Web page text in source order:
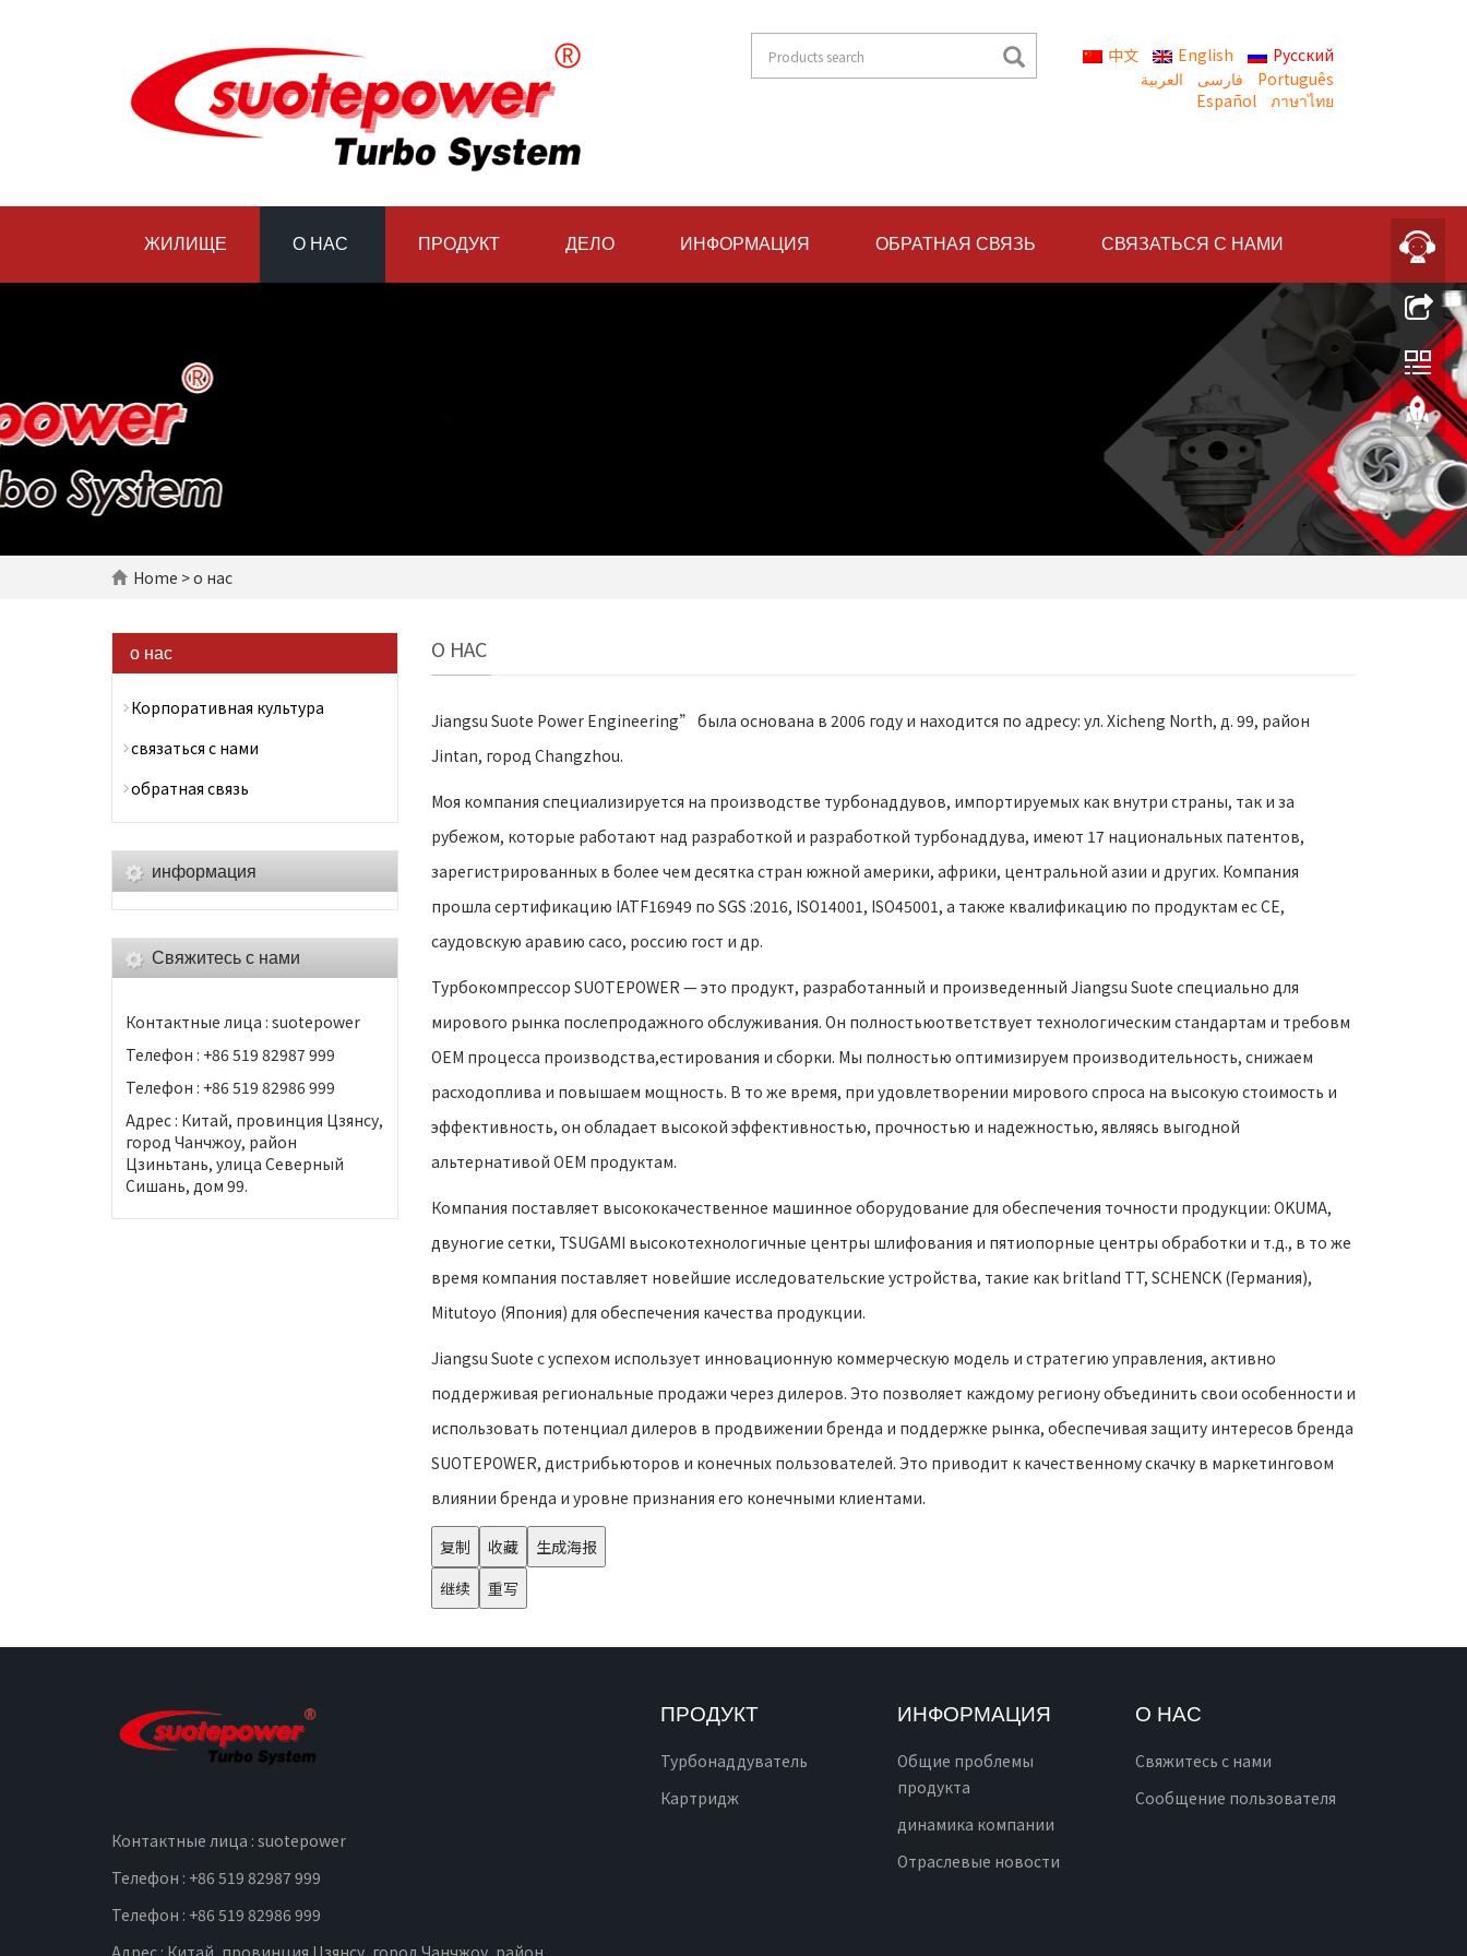
中文 English
Русский
العربية
Português
Español
ภาษาไทย
ЖИЛИЩЕ О НАС ПРОДУКТ ДЕЛО ИНФОРМАЦИЯ ОБРАТНАЯ СВЯЗЬ СВЯЗАТЬСЯ С НАМИ
Home > о нас
О НАС
Jiangsu Suote Power Engineering” была основана в 2006 году и находится по адресу: ул. Xicheng North, д. 99, район
Jintan, город Changzhou.
Моя компания специализируется на производстве турбонаддувов, импортируемых как внутри страны, так и за
рубежом, которые работают над разработкой и разработкой турбонаддува, имеют 17 национальных патентов,
зарегистрированных в более чем десятка стран южной америки, африки, центральной азии и других. Компания
прошла сертификацию IATF16949 по SGS :2016, ISO14001, ISO45001, а также квалификацию по продуктам ес CE,
саудовскую аравию сасо, россию гост и др.
Турбокомпрессор SUOTEPOWER — это продукт, разработанный и произведенный Jiangsu Suote специально для
мирового рынка послепродажного обслуживания. Он полностьюответствует технологическим стандартам и требовм
OEM процесса производства,естирования и сборки. Мы полностью оптимизируем производительность, снижаем
расходоплива и повышаем мощность. В то же время, при удовлетворении мирового спроса на высокую стоимость и
эффективность, он обладает высокой эффективностью, прочностью и надежностью, являясь выгодной
альтернативой OEM продуктам.
Компания поставляет высококачественное машинное оборудование для обеспечения точности продукции: OKUMA,
двуногие сетки, TSUGAMI высокотехнологичные центры шлифования и пятиопорные центры обработки и т.д., в то же
время компания поставляет новейшие исследовательские устройства, такие как britland TT, SCHENCK (Германия),
Mitutoyo (Япония) для обеспечения качества продукции.
Jiangsu Suote с успехом использует инновационную коммерческую модель и стратегию управления, активно
поддерживая региональные продажи через дилеров. Это позволяет каждому региону объединить свои особенности и
использовать потенциал дилеров в продвижении бренда и поддержке рынка, обеспечивая защиту интересов бренда
SUOTEPOWER, дистрибьюторов и конечных пользователей. Это приводит к качественному скачку в маркетинговом
влиянии бренда и уровне признания его конечными клиентами.
复制 收藏
生成海报
继续
重写
о нас
Корпоративная культура
связаться с нами
обратная связь
информация
Свяжитесь с нами
Контактные лица : suotepower
Телефон : +86 519 82987 999
Телефон : +86 519 82986 999
Адрес : Китай, провинция Цзянсу,
город Чанчжоу, район
Цзиньтань, улица Северный
Сишань, дом 99.
Контактные лица : suotepower
Телефон : +86 519 82987 999
Телефон : +86 519 82986 999
Адрес : Китай, провинция Цзянсу, город Чанчжоу, район
ПРОДУКТ
Турбонаддуватель
Картридж
ИНФОРМАЦИЯ
Общие проблемы
продукта
динамика компании
Отраслевые новости
О НАС
Свяжитесь с нами
Сообщение пользователя